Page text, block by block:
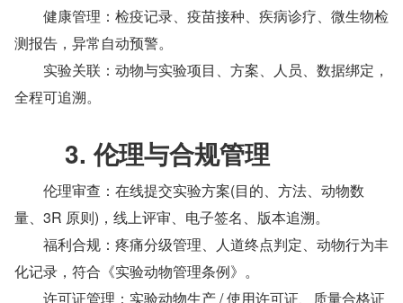
健康管理：检疫记录、疫苗接种、疾病诊疗、微生物检
测报告，异常自动预警。
实验关联：动物与实验项目、方案、人员、数据绑定，
全程可追溯。
3. 伦理与合规管理
伦理审查：在线提交实验方案(目的、方法、动物数
量、3R 原则)，线上评审、电子签名、版本追溯。
福利合规：疼痛分级管理、人道终点判定、动物行为丰
化记录，符合《实验动物管理条例》。
许可证管理：实验动物生产 / 使用许可证、质量合格证